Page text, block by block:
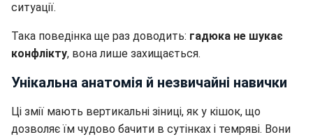
ситуації.
Така поведінка ще раз доводить: гадюка не шукає
конфлікту, вона лише захищається.
Унікальна анатомія й незвичайні навички
Ці змії мають вертикальні зіниці, як у кішок, що
дозволяє їм чудово бачити в сутінках і темряві. Вони